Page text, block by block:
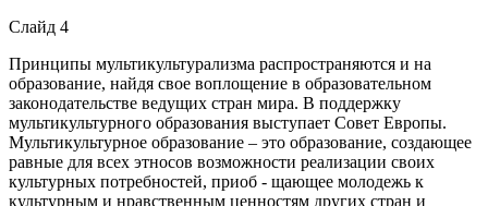
Слайд 4
Принципы мультикультурализма распространяются и на
образование, найдя свое воплощение в образовательном
законодательстве ведущих стран мира. В поддержку
мультикультурного образования выступает Совет Европы.
Мультикультурное образование – это образование, создающее
равные для всех этносов возможности реализации своих
культурных потребностей, приоб - щающее молодежь к
культурным и нравственным ценностям других стран и